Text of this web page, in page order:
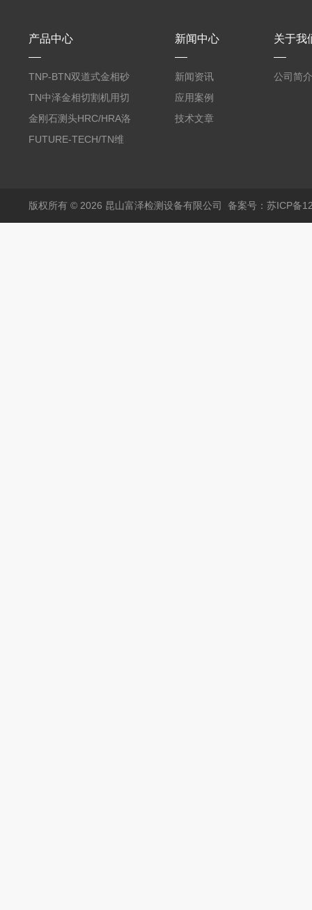
产品中心
TNP-BTN双道式金相砂
带机/金相研磨机
TN中泽金相切割机用切
削油/金相冷却液
金刚石测头HRC/HRA洛
氏硬度计专用
FUTURE-TECH/TN维
新闻中心
新闻资讯
应用案例
技术文章
关于我
公司简介
版权所有 © 2026 昆山富泽检测设备有限公司 备案号：苏ICP备